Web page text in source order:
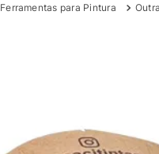
Ferramentas para Pintura